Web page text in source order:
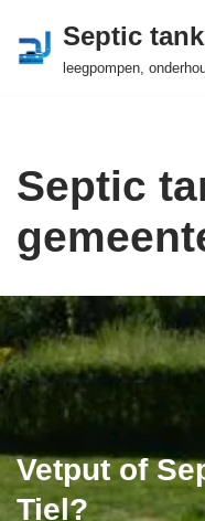
Ga
Septic
leegpompen,
Septic
Vetput of
Tiel?